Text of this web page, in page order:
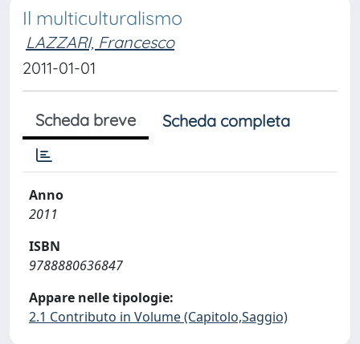
Il multiculturalismo
LAZZARI, Francesco
2011-01-01
Scheda breve Scheda completa
Anno
2011
ISBN
9788880636847
Appare nelle tipologie:
2.1 Contributo in Volume (Capitolo,Saggio)